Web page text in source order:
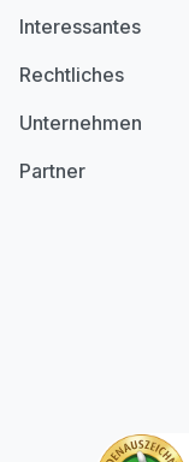
Interessantes
Rechtliches
Unternehmen
Partner